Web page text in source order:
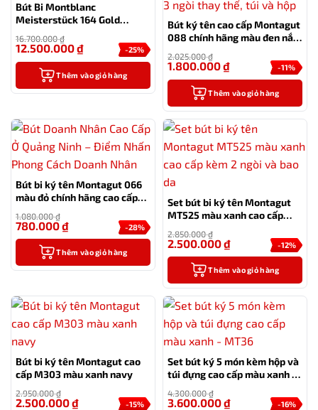
Bút Bi Montblanc
Meisterstück 164 Gold
16.700.000₫
-25%
12.500.000₫
Thêm vào giỏ hàng
Bút ký tên cao cấp Montagut
088 chính hãng màu đen nắp
thế, túi và hộp
2.025.000₫
-11%
1.800.000₫
Thêm vào giỏ hàng
Bút bi ký tên Montagut 066
màu đỏ chính hãng cao cấp
1.080.000₫
-28%
780.000₫
Thêm vào giỏ hàng
Set bút bi ký tên Montagut
MT525 màu xanh cao cấp
2.850.000₫
-12%
2.500.000₫
Thêm vào giỏ hàng
Bút bi ký tên Montagut cao
cấp M303 màu xanh navy
2.950.000₫
-15%
2.500.000₫
Set bút ký 5 món kèm hộp và
túi đựng cao cấp màu xanh –
4.300.000₫
-16%
3.600.000₫